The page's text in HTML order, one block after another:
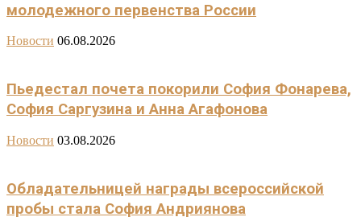
молодежного первенства России
Новости 06.08.2026
Пьедестал почета покорили София Фонарева,
София Саргузина и Анна Агафонова
Новости 03.08.2026
Обладательницей награды всероссийской
пробы стала София Андриянова